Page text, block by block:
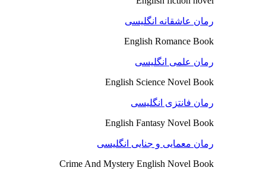
رمان عاشقانه انگلیسی
English Romance Book
رمان علمی انگلیسی
English Science Novel Book
رمان فانتزی انگلیسی
English Fantasy Novel Book
رمان معمایی و جنایی انگلیسی
Crime And Mystery English Novel Book